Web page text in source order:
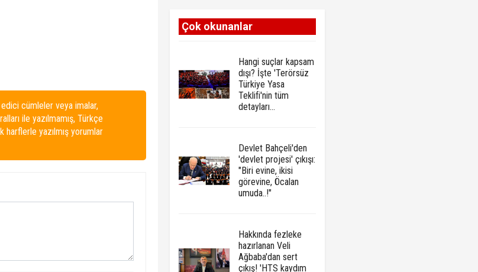
cümleler veya imalar,
ile yazılmamış, Türkçe
harflerle yazılmış yorumlar
Çok okunanlar
Hangi suçlar kapsam
dışı? İşte 'Terörsüz
Türkiye Yasa
Teklifi'nin tüm
detayları...
Devlet Bahçeli'den
'devlet projesi' çıkışı:
"Biri evine, ikisi
görevine, Öcalan
umuda..!"
Hakkında fezleke
hazırlanan Veli
Ağbaba'dan sert
çıkış! 'HTS kaydım